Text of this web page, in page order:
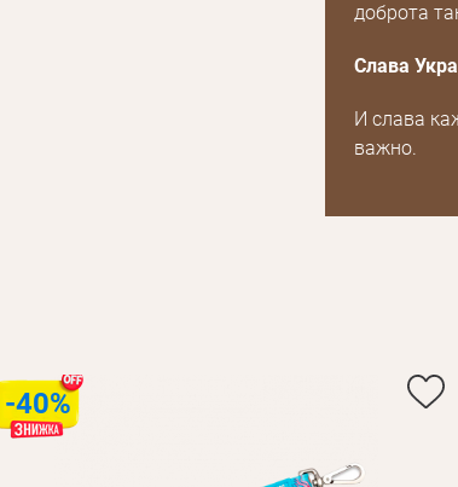
доброта
Слава
И слава
важно.
-40%